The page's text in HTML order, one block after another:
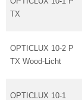
TX
OPTICLUX 10-2 P
TX Wood-Licht
OPTICLUX 10-1